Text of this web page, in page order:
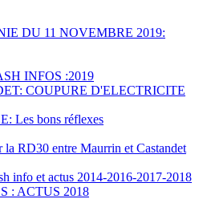
DU 11 NOVEMBRE 2019:
INFOS :2019
COUPURE D'ELECTRICITE
Les bons réflexes
la RD30 entre Maurrin et Castandet
info et actus 2014-2016-2017-2018
: ACTUS 2018